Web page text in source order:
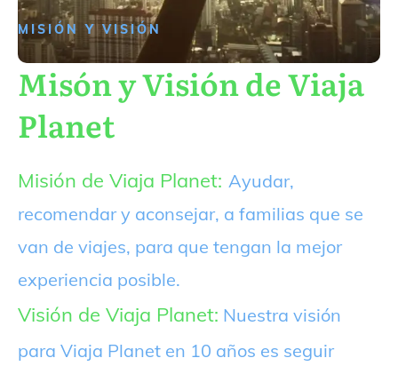
MISIÓN Y VISIÓN
Misón y Visión de Viaja
Planet
Misión de Viaja Planet: Ayudar,
recomendar y aconsejar, a familias que se
van de viajes, para que tengan la mejor
experiencia posible.
Visión de Viaja Planet: Nuestra visión
para Viaja Planet en 10 años es seguir